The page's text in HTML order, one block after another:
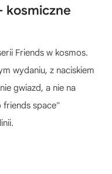
kosmiczne
Friends w kosmos.
wydaniu, z naciskiem
gwiazd, a nie na
friends space"